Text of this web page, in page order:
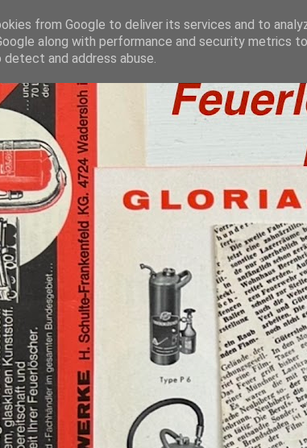
from Google to deliver its services and to
along with performance and security metrics
and address abuse.